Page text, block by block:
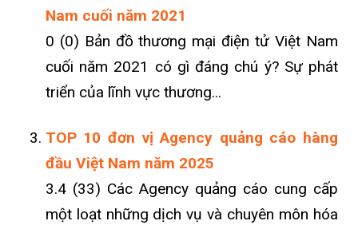
Nam cuối năm 2021
0 (0) Bản đồ thương mại điện tử Việt Nam
cuối năm 2021 có gì đáng chú ý? Sự phát
triển của lĩnh vực thương...
TOP 10 đơn vị Agency quảng cáo hàng
đầu Việt Nam năm 2025
3.4 (33) Các Agency quảng cáo cung cấp
một loạt những dịch vụ và chuyên môn hóa